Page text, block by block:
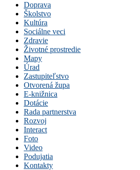
Doprava
Školstvo
Kultúra
Sociálne veci
Zdravie
Životné prostredie
Mapy
Úrad
Zastupiteľstvo
Otvorená župa
E-knižnica
Dotácie
Rada partnerstva
Rozvoj
Interact
Foto
Video
Podujatia
Kontakty